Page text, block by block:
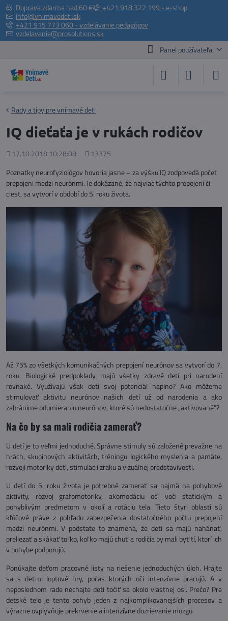
Doprava zdarma nad 60 €
+421 918 322 199 - e-shop
info@vnimavedeti.sk
+421 915 773 060 - vzdelávanie pedagógov
vzdelavanie@prosolutions.sk
Panel používateľa
Rady a tipy pre vnímavé deti
IQ dieťaťa je v rukách rodičov
Pridané
17.10.2018 10:28:08
Počet
13375
Poznatky neurofyziológov hovoria jasne – za výšku IQ zodpovedá počet
prepojení medzi neurónmi. Je dokázané, že najviac týchto prepojení či
ciest, sa vytvorí v období do 5. roku života.
Až 75% zo všetkých komunikačných prepojení neurónov sa vytvorí do 7.
roku. Biologické predpoklady majú všetky zdravé deti pri narodení
rovnaké. Využívajú však deti svoj potenciál naplno? Ako môžeme
stimulovať aktivitu neurónov našich detí už od narodenia a ako
zabránime odumieraniu neurónov, ktoré sú nedostatočne „aktivované"?
Na čo by sa mali rodičia zamerať?
U detí je to veľmi jednoduché. Správne stimuly sú založené prevažne na
hrách, skupinových aktivitách, tréningu logického myslenia a pamäte,
rozvoji motoriky detí, stimulácii zraku a vizuálnej predstavivosti.
U detí do 5. roku života je potrebné zamerať sa najmä na pohybové
aktivity, rozvoj grafomotoriky, akomodáciu očí voči statickým a
pohyblivým predmetom v okolí a rotáciu tela. Tieto štyri oblasti sú
kľúčové práve z pohľadu zabezpečenia dostatočného počtu prepojení
medzi neurónmi. V podstate to znamená, že deti sa majú nahánať,
preliezať a skákať toľko, koľko majú chuť a rodičia by mali byť tí, ktorí ich
v pohybe podporujú.
Ponúkajte deťom pracovné listy na riešenie jednoduchých úloh. Hrajte
sa s deťmi loptové hry, počas ktorých oči intenzívne pracujú. A v
neposlednom rade nechajte deti točiť sa okolo vlastnej osi. Prečo? Pre
detské telo je tento pohyb jeden z najkomplikovanejších procesov a
výrazne ovplyvňuje prekrvenie a intenzívne dozrievanie mozgu.